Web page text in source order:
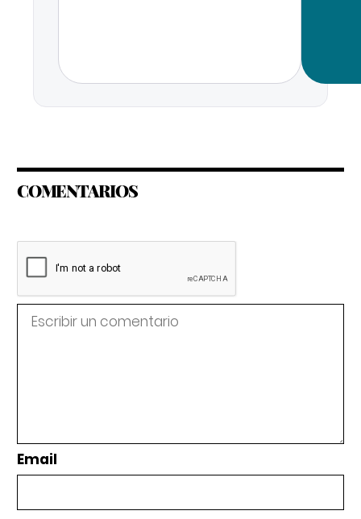
COMENTARIOS
Email